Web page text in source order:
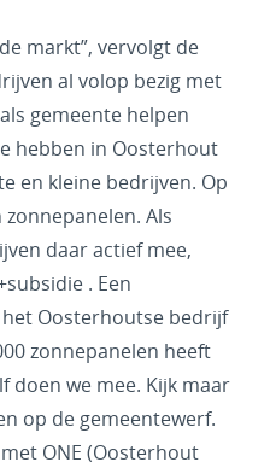
markt”, vervolgt de
al volop bezig met
gemeente helpen
hebben in Oosterhout
en kleine bedrijven. Op
Als
daar actief mee,
. Een
Oosterhoutse bedrijf
zonnepanelen heeft
doen we mee. Kijk maar
op de gemeentewerf.
ONE (Oosterhout